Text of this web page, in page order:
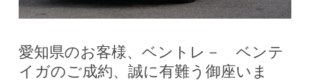
愛知県のお客様、ベントレ－ ベンテ
イガのご成約、誠に有難う御座いま